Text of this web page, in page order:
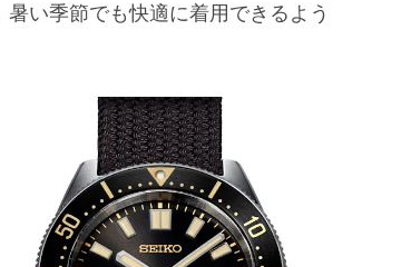
い季節でも快適に着用できるよう